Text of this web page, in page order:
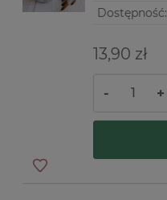
Dostępność:
13,90 zł
- +